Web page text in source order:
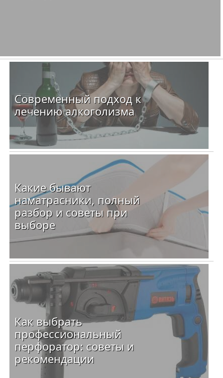
Современный подход к
лечению алкоголизма
Какие бывают
наматрасники, полный
разбор и советы при
выборе
Как выбрать
профессиональный
перфоратор: советы и
рекомендации